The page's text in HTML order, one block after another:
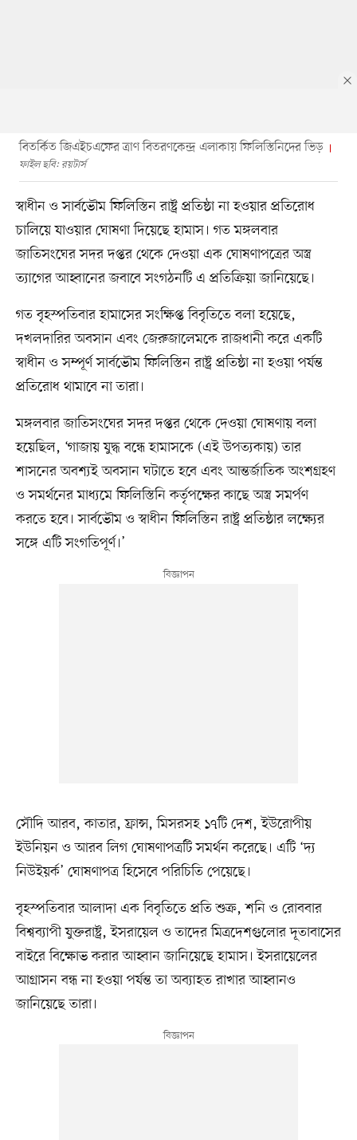
বিতর্কিত জিএইচএফের ত্রাণ বিতরণকেন্দ্র এলাকায় ফিলিস্তিনিদের ভিড়
ফাইল ছবি: রয়টার্স
স্বাধীন ও সার্বভৌম ফিলিস্তিন রাষ্ট্র প্রতিষ্ঠা না হওয়ার প্রতিরোধ
চালিয়ে যাওয়ার ঘোষণা দিয়েছে হামাস। গত মঙ্গলবার
জাতিসংঘের সদর দপ্তর থেকে দেওয়া এক ঘোষণাপত্রের অস্ত্র
ত্যাগের আহ্বানের জবাবে সংগঠনটি এ প্রতিক্রিয়া জানিয়েছে।
গত বৃহস্পতিবার হামাসের সংক্ষিপ্ত বিবৃতিতে বলা হয়েছে,
দখলদারির অবসান এবং জেরুজালেমকে রাজধানী করে একটি
স্বাধীন ও সম্পূর্ণ সার্বভৌম ফিলিস্তিন রাষ্ট্র প্রতিষ্ঠা না হওয়া পর্যন্ত
প্রতিরোধ থামাবে না তারা।
মঙ্গলবার জাতিসংঘের সদর দপ্তর থেকে দেওয়া ঘোষণায় বলা
হয়েছিল, ‘গাজায় যুদ্ধ বন্ধে হামাসকে (এই উপত্যকায়) তার
শাসনের অবশ্যই অবসান ঘটাতে হবে এবং আন্তর্জাতিক অংশগ্রহণ
ও সমর্থনের মাধ্যমে ফিলিস্তিনি কর্তৃপক্ষের কাছে অস্ত্র সমর্পণ
করতে হবে। সার্বভৌম ও স্বাধীন ফিলিস্তিন রাষ্ট্র প্রতিষ্ঠার লক্ষ্যের
সঙ্গে এটি সংগতিপূর্ণ।’
সৌদি আরব, কাতার, ফ্রান্স, মিসরসহ ১৭টি দেশ, ইউরোপীয়
ইউনিয়ন ও আরব লিগ ঘোষণাপত্রটি সমর্থন করেছে। এটি ‘দ্য
নিউইয়র্ক’ ঘোষণাপত্র হিসেবে পরিচিতি পেয়েছে।
বৃহস্পতিবার আলাদা এক বিবৃতিতে প্রতি শুক্র, শনি ও রোববার
বিশ্বব্যাপী যুক্তরাষ্ট্র, ইসরায়েল ও তাদের মিত্রদেশগুলোর দূতাবাসের
বাইরে বিক্ষোভ করার আহ্বান জানিয়েছে হামাস। ইসরায়েলের
আগ্রাসন বন্ধ না হওয়া পর্যন্ত তা অব্যাহত রাখার আহ্বানও
জানিয়েছে তারা।